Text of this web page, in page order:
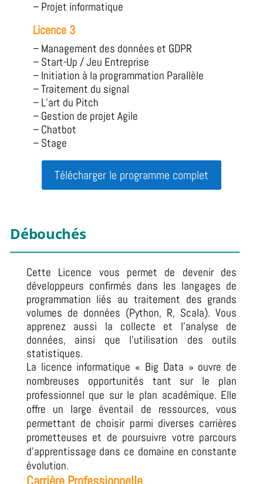
– Projet informatique
Licence 3
– Management des données et GDPR
– Start-Up / Jeu Entreprise
– Initiation à la programmation Parallèle
– Traitement du signal
– L’art du Pitch
– Gestion de projet Agile
– Chatbot
– Stage
Télécharger le programme complet
Débouchés
Cette Licence vous permet de devenir des
développeurs confirmés dans les langages de
programmation liés au traitement des grands
volumes de données (Python, R, Scala).Vous
apprenez aussi la collecte et l’analyse de
données, ainsi que l’utilisation des outils
statistiques.
La licence informatique « Big Data » ouvre de
nombreuses opportunités tant sur le plan
professionnel que sur le plan académique. Elle
offre un large éventail de ressources, vous
permettant de choisir parmi diverses carrières
prometteuses et de poursuivre votre parcours
d’apprentissage dans ce domaine en constante
évolution.
Carrière Professionnelle